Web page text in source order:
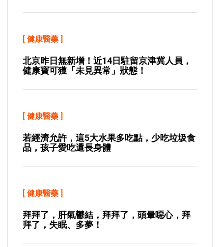
[ 健康醫藥 ]
北京昨日無新增！近14日駐留京津冀人員，
健康寶可獲「未見異常」狀態！
[ 健康醫藥 ]
若經濟允許，這5大水果多吃點，少吃垃圾食
品，孩子愛吃還長身體
[ 健康醫藥 ]
拜拜了，肝氣鬱結，拜拜了，頭暈噁心，拜
拜了，失眠、多夢！